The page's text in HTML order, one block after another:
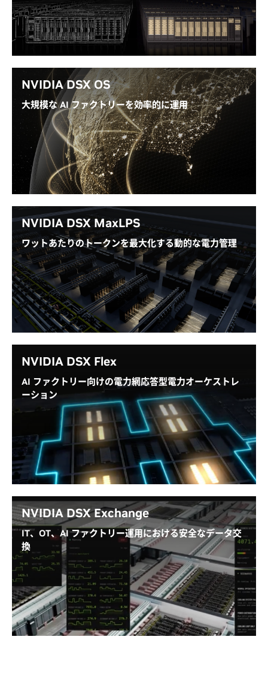
ーとパートナー エコシステム ツールの集合体です。こ
れにより、AI ファクトリーの構築者やオペレーター
は、物理的なデプロイの前後で AI ファクトリーを設
DSX Sim ドキュメントを見る
NVIDIA DSX OS
大規模な AI ファクトリーを効率的に運用
NVIDIA DSX OS™ は、広範な DSX ポートフォリオ内
の運用レイヤーです。 これは、ライフサイクル管理、
ランタイムの一貫性、正常性オートメーション、レジ
リエンス、マルチテナント AI ファクトリー運用、およ
びパートナーの収益増加と利益率向上を支援するプラ
のモジュラー型ソフトウェアを提供します。
DSX OS ドキュメントを見る
NVIDIA DSX MaxLPS
ワットあたりのトークンを最大化する動的な電力管理
NVIDIA DSX MaxLPS™ は、所定の電力予算内でメガ
ワットあたりのトークンパフォーマンスを最大化する
ように設計された、電力および効率に関するソフトウ
ェアです。GPU、ラック、ワークロード レベルで電力
を動的に管理し、AI ファクトリーがピーク時のエネル
りのコストを最小限に抑えることができます。
DSX MaxLPS の詳細を見る
Phaidra による活用方法を見る
NVIDIA DSX Flex
AI ファクトリー向けの電力網応答型電力オーケストレ
ーション
DSX Flex は、AI ファクトリーと電力網を橋渡しして、
負荷制限、需要応答、価格変動などの電力網信号を受
信し、それに応じてワークロードを動的に適応させま
す。また、電力会社からの電力供給、オンサイトの再
生可能エネルギー、蓄電設備など、複数の電源からの
理を実現します。
DSX Flex の詳細を見る
Emerald AI による活用方法を見る
NVIDIA DSX Exchange
IT、OT、AI ファクトリー運用における安全なデータ交
換
NVIDIA DSX Exchange™ は、IT、OT、運用システム
全体にわたるコンピューティング、ネットワーク、エ
ネルギー、電力、冷却プラントの信号を、スケーラブ
ルかつ安全に統合することを可能にします。これは、
AI ファクトリー ソフトウェア、施設インフラ、デジタ